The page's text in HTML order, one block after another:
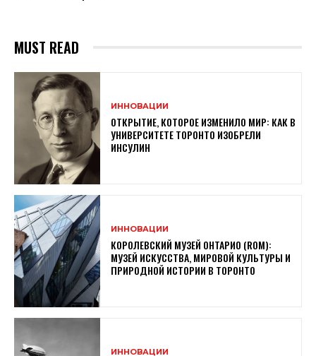
MUST READ
ИННОВАЦИИ
ОТКРЫТИЕ, КОТОРОЕ ИЗМЕНИЛО МИР: КАК В
УНИВЕРСИТЕТЕ ТОРОНТО ИЗОБРЕЛИ
ИНСУЛИН
ИННОВАЦИИ
КОРОЛЕВСКИЙ МУЗЕЙ ОНТАРИО (ROM):
МУЗЕЙ ИСКУССТВА, МИРОВОЙ КУЛЬТУРЫ И
ПРИРОДНОЙ ИСТОРИИ В ТОРОНТО
ИННОВАЦИИ